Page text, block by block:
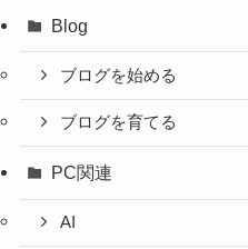
Blog
ブログを始める
ブログを育てる
PC関連
AI